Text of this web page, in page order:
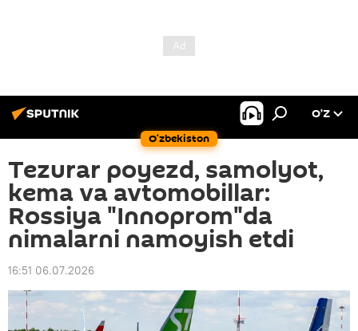
O‘zbekiston
O’Z
Tezurar poyezd, samolyot,
kema va avtomobillar:
Rossiya "Innoprom"da
nimalarni namoyish etdi
16:51 06.07.2026